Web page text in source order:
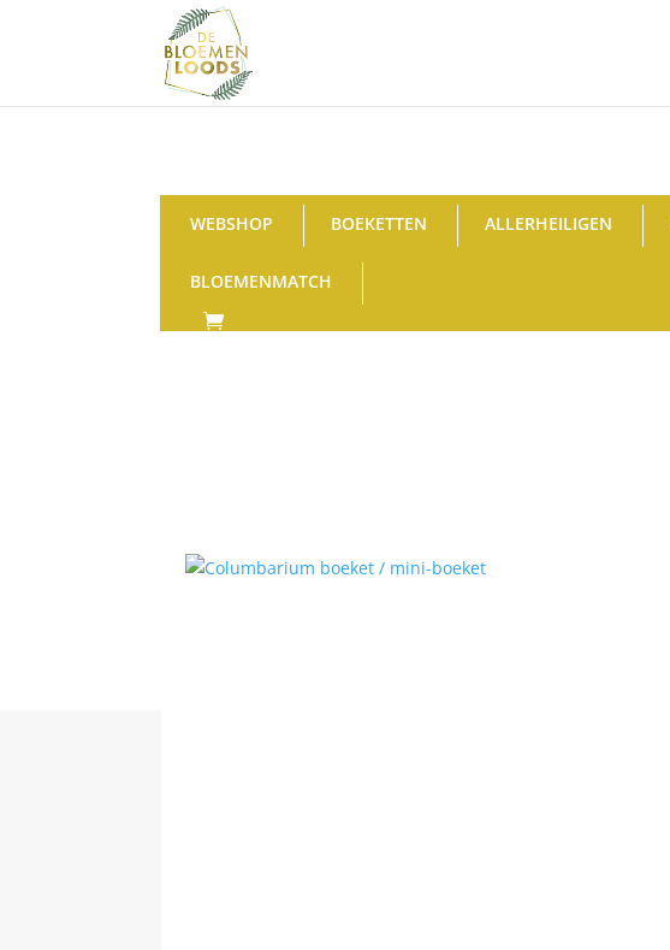
WEBSHOP BOEKETTEN ALLERHEILIGEN
BLOEMENMATCH